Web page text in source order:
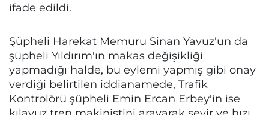
ifade edildi.
Şüpheli Harekat Memuru Sinan Yavuz'un da
şüpheli Yıldırım'ın makas değişikliği
yapmadığı halde, bu eylemi yapmış gibi onay
verdiği belirtilen iddianamede, Trafik
Kontrolörü şüpheli Emin Ercan Erbey'in ise